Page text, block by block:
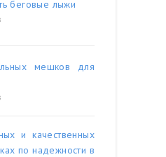
беговые лыжи
мешков для
и качественных
по надежности в